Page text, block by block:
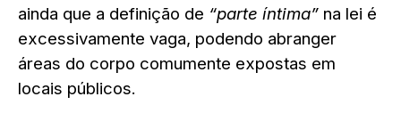
ainda que a definição de “parte íntima” na lei é
excessivamente vaga, podendo abranger
áreas do corpo comumente expostas em
locais públicos.